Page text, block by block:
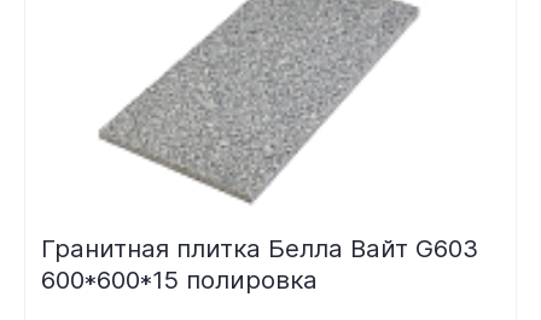
Гранитная плитка Белла Вайт G603
600*600*15 полировка